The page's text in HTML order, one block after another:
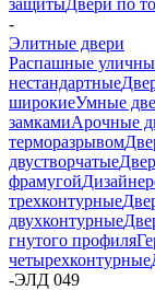
-
Элитные двери
Распашные
нестандартные
широкиеУмные
замкамиАрочные
терморазрывом
двустворчатые
фрамугой
трехконтурные
двухконтурные
гнутого профиля
четырехконтурные
-ЭЛД 049